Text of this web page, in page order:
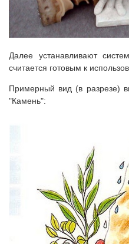
Далее устанавливают
считается готовым к
Примерный вид (в разрезе)
"Камень":